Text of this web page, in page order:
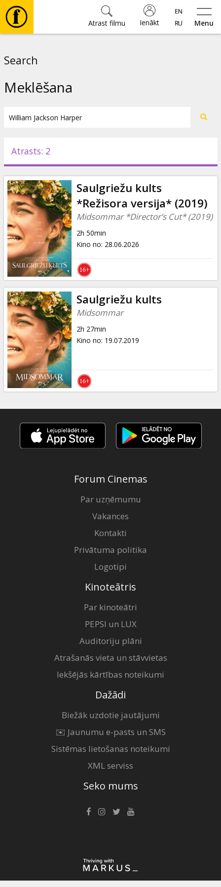
Menu
Ienākt
Atrast filmu
Pasākumi
Ziņas
Dāvanu
kartes
Uzkodas
B2B
Kino
Klubs
Search
Meklēšana
Atrasts: 2
Saulgriežu kults
*Režisora versija* (2019)
Midsommar *Director’s Cut* (2019)
2h 50min
Kino no: 28.06.2026
Saulgriežu kults
Midsommar
2h 27min
Kino no: 19.07.2019
Forum Cinemas
Par uzņēmumu
Vakances
Kontakti
Privātuma politika
Logotipi
Kinoteātris
Par kinoteātri
PEPSI un LUX
Auditoriju plāni
Atrašanās vieta un stāvvietas
Iekšējās kārtības noteikumi
Dažādi
Biežāk uzdotie jautājumi
✉️ Jaunumu e-pasts un SMS
Sistēmas lietošanas noteikumi
XML serviss
Seko mums